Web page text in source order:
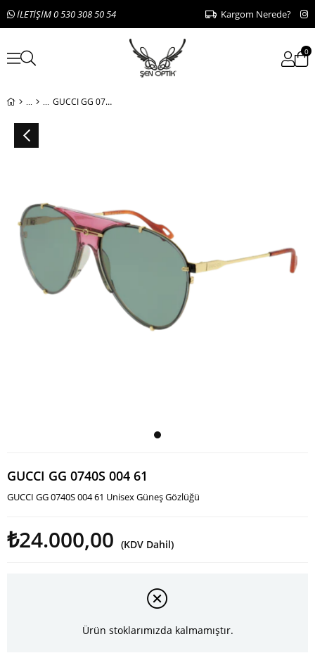
İLETİŞİM 0 530 308 50 54 Kargom Nerede?
0
GUCCI GG 0740S 004 61
GUCCI GG 0740S 004 61
GUCCI GG 0740S 004 61 Unisex Güneş Gözlüğü
₺24.000,00 (KDV Dahil)
Ürün stoklarımızda kalmamıştır.